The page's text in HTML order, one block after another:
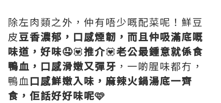
除左肉類之外，仲有唔少嘅配菜呢！鮮豆
皮豆香濃郁，口感煙韌，而且仲吸滿底嘅
味道，好味🤤💟推介💟老公最鍾意就係食
鴨血，口感滑嫩又彈牙 ，一啲腥味都冇，
鴨血 口感鮮嫩入味，麻辣火鍋湯底一齊
食，佢話好好味呢🩷